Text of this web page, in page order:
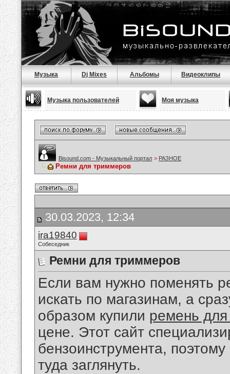
Музыка Dj Mixes Альбомы Видеоклипы
Музыка пользователей Моя музыка
Bisound.com - Музыкальный портал > РАЗНОЕ
Ремни для триммеров
30.03.2023, 12:34
ira19840
Собеседник
Ремни для триммеров
Если вам нужно поменять
искать по магазинам, а
образом купили ремень
цене. Этот сайт
бензоинструмента,
туда заглянуть.